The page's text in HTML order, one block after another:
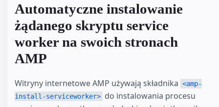
Automatyczne instalowanie
żądanego skryptu service
worker na swoich stronach
AMP
Witryny internetowe AMP używają składnika <amp-
install-serviceworker> do instalowania procesu